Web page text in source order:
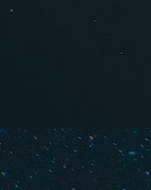
Из аэропорта в
C. Маршрут № 12
после 8 вечера,
здесь
. Билет